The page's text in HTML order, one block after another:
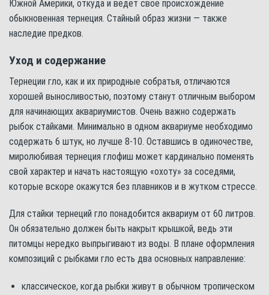
Южной Америки, откуда и ведет свое происхождение
обыкновенная тернеция. Стайный образ жизни — также
наследие предков.
Уход и содержание
Тернеции гло, как и их природные собратья, отличаются
хорошей выносливостью, поэтому станут отличным выбором
для начинающих аквариумистов. Очень важно содержать
рыбок стайками. Минимально в одном аквариуме необходимо
содержать 6 штук, но лучше 8-10. Оставшись в одиночестве,
миролюбивая тернеция глофиш может кардинально поменять
свой характер и начать настоящую «охоту» за соседями,
которые вскоре окажутся без плавников и в жутком стрессе.
Для стайки тернеций гло понадобится аквариум от 60 литров.
Он обязательно должен быть накрыт крышкой, ведь эти
питомцы нередко выпрыгивают из воды. В плане оформления
композиций с рыбками гло есть два основных направление:
классическое, когда рыбки живут в обычном тропическом